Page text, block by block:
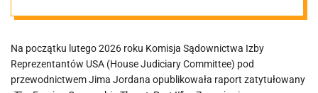
Komisją
Europejską w
Na początku lutego 2026 roku Komisja Sądownictwa Izby
Reprezentantów USA (House Judiciary Committee) pod
przewodnictwem Jima Jordana opublikowała raport zatytułowany